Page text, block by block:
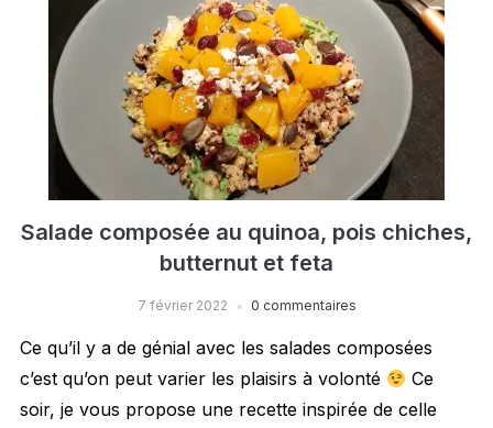
Salade composée au quinoa, pois chiches,
butternut et feta
7 février 2022 0 commentaires
Ce qu’il y a de génial avec les salades composées
c’est qu’on peut varier les plaisirs à volonté
Ce
soir, je vous propose une recette inspirée de celle